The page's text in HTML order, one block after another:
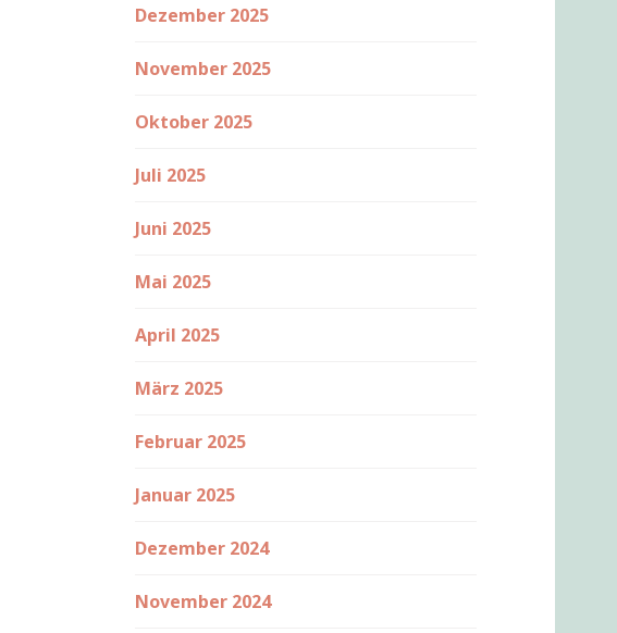
Dezember 2025
November 2025
Oktober 2025
Juli 2025
Juni 2025
Mai 2025
April 2025
März 2025
Februar 2025
Januar 2025
Dezember 2024
November 2024